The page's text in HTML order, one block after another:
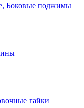
Боковые поджимы
гайки